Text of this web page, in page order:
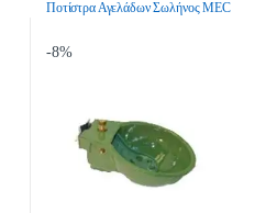
Ποτίστρα Αγελάδων Σωλήνος MEC
-8%